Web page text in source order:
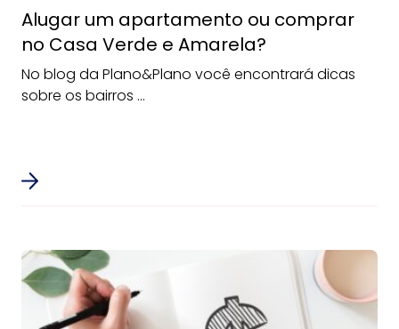
Alugar um apartamento ou comprar
no Casa Verde e Amarela?
No blog da Plano&Plano você encontrará dicas
sobre os bairros ...